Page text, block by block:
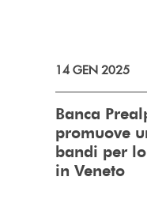
14 GEN 2025
Banca
promuove
bandi per
in Veneto